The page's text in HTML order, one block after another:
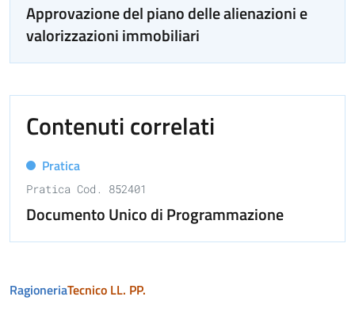
Approvazione del piano delle alienazioni e
valorizzazioni immobiliari
Contenuti correlati
Pratica
Pratica Cod. 852401
Documento Unico di Programmazione
RagioneriaTecnico LL. PP.